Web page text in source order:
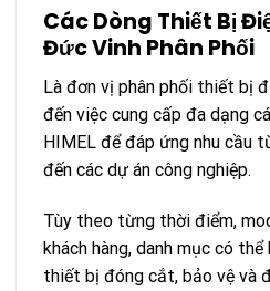
Các Dòng Thiết Bị
Đức Vinh Phân Phối
Là đơn vị phân phối thiết bị
đến việc cung cấp đa dạng
HIMEL để đáp ứng nhu cầu
đến các dự án công nghiệp.
Tùy theo từng thời điểm,
khách hàng, danh mục có
thiết bị đóng cắt, bảo vệ và